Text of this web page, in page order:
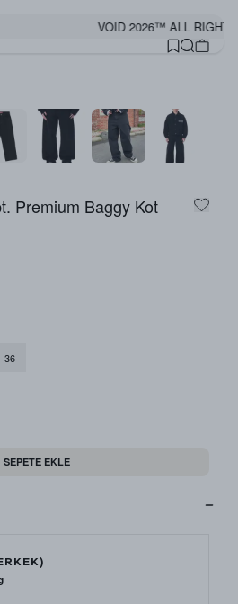
VOID 2026™ ALL
Premium Baggy Kot
36
SEPETE EKLE